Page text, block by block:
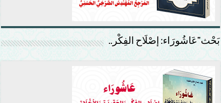
بَحْث”عَاشُورَاء: إصْلَاح الفِكْر..